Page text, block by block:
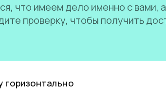
что имеем дело именно с вами,
проверку, чтобы получить
горизонтально